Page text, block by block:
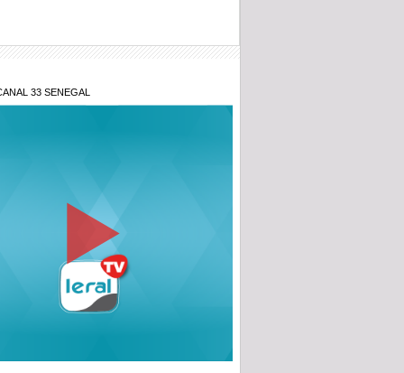
33 SENEGAL
explosive de Tange attaque